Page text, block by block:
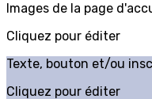
Images de la page
Cliquez pour éditer
Texte, bouton et/ou
Cliquez pour éditer